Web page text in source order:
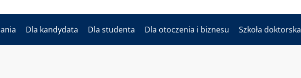
Dla kandydata Dla studenta Dla otoczenia i biznesu Szkoła doktorska